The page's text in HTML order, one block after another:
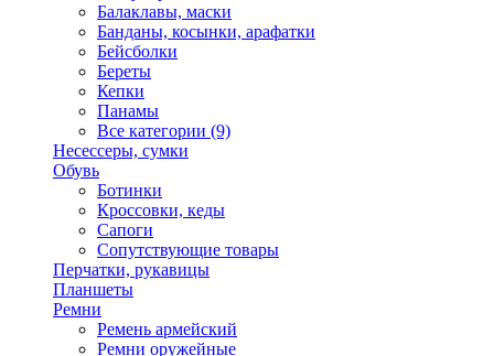
Балаклавы, маски
Банданы, косынки, арафатки
Бейсболки
Береты
Кепки
Панамы
Все категории (9)
Несессеры, сумки
Обувь
Ботинки
Кроссовки, кеды
Сапоги
Сопутствующие товары
Перчатки, рукавицы
Планшеты
Ремни
Ремень армейский
Ремни оружейные